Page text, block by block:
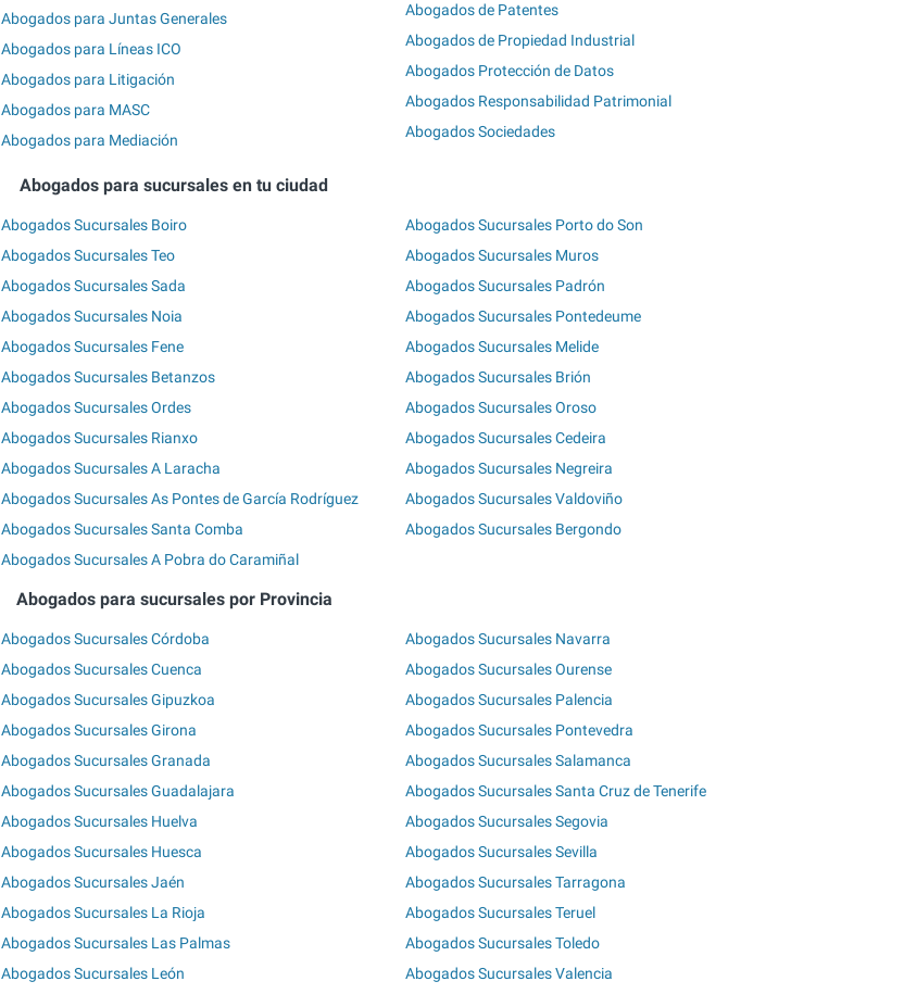
Abogados para Juntas Generales
Abogados para Líneas ICO
Abogados para Litigación
Abogados para MASC
Abogados para Mediación
Abogados de Patentes
Abogados de Propiedad Industrial
Abogados Protección de Datos
Abogados Responsabilidad Patrimonial
Abogados Sociedades
Abogados para sucursales en tu ciudad
Abogados Sucursales Boiro
Abogados Sucursales Teo
Abogados Sucursales Sada
Abogados Sucursales Noia
Abogados Sucursales Fene
Abogados Sucursales Betanzos
Abogados Sucursales Ordes
Abogados Sucursales Rianxo
Abogados Sucursales A Laracha
Abogados Sucursales As Pontes de García Rodríguez
Abogados Sucursales Santa Comba
Abogados Sucursales A Pobra do Caramiñal
Abogados Sucursales Porto do Son
Abogados Sucursales Muros
Abogados Sucursales Padrón
Abogados Sucursales Pontedeume
Abogados Sucursales Melide
Abogados Sucursales Brión
Abogados Sucursales Oroso
Abogados Sucursales Cedeira
Abogados Sucursales Negreira
Abogados Sucursales Valdoviño
Abogados Sucursales Bergondo
Abogados para sucursales por Provincia
Abogados Sucursales Córdoba
Abogados Sucursales Cuenca
Abogados Sucursales Gipuzkoa
Abogados Sucursales Girona
Abogados Sucursales Granada
Abogados Sucursales Guadalajara
Abogados Sucursales Huelva
Abogados Sucursales Huesca
Abogados Sucursales Jaén
Abogados Sucursales La Rioja
Abogados Sucursales Las Palmas
Abogados Sucursales León
Abogados Sucursales Navarra
Abogados Sucursales Ourense
Abogados Sucursales Palencia
Abogados Sucursales Pontevedra
Abogados Sucursales Salamanca
Abogados Sucursales Santa Cruz de Tenerife
Abogados Sucursales Segovia
Abogados Sucursales Sevilla
Abogados Sucursales Tarragona
Abogados Sucursales Teruel
Abogados Sucursales Toledo
Abogados Sucursales Valencia